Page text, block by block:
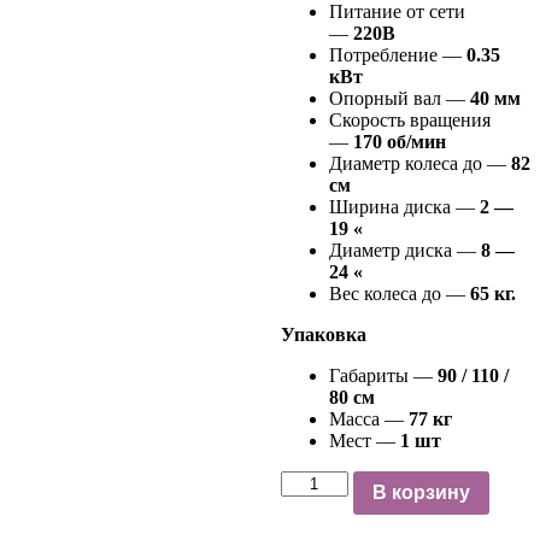
Питание от сети
— 220В
Потребление — 0.35
кВт
Опорный вал — 40 мм
Скорость вращения
— 170 об/мин
Диаметр колеса до — 82
см
Ширина диска — 2 —
19 «
Диаметр диска — 8 —
24 «
Вес колеса до — 65 кг.
Упаковка
Габариты — 90 / 110 /
80 см
Масса — 77 кг
Мест — 1 шт
Количество
В корзину